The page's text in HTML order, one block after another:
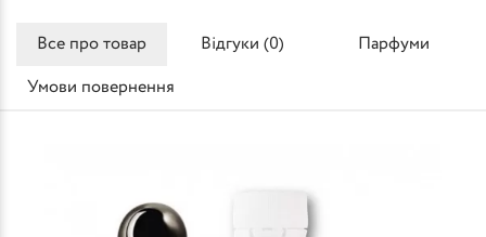
Все про товар Відгуки (0) Парфуми
Умови повернення